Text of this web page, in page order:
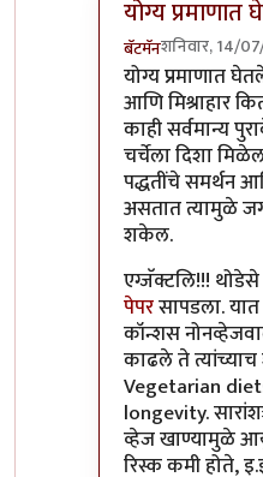
योग्य
बॅटमॅनशनिवार, 14/
In reply to
योग्य प्रमाणात
आणि मिश्राहार
काही सर्वमान्य
चर्चेला दिशा
पद्धतींचे समर्थन
असतात त्यामुळे
शकेल.
एग्जॅक्टलि!!!
पेपरसापडला.
कॉन्शस
काढले ते त्यांच्याच
Vegetarian
longevity.
व्हेज खाण्यामुळे
रिस्क कमी होते,